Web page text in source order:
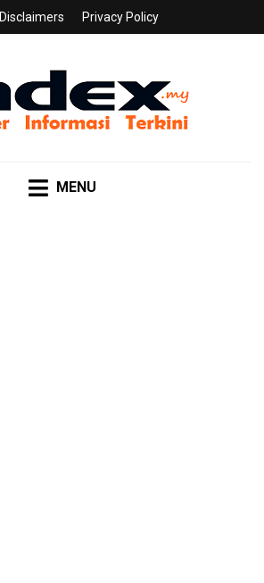
Disclaimers Privacy Policy
MENU